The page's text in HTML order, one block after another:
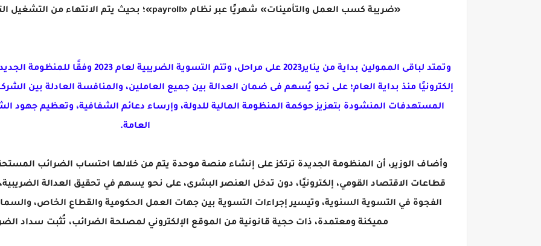
«ضريبة كسب العمل والتأمينات» شهريًا عبر نظام «payroll»؛ بحيث يتم الانتهاء من التشغيل التجريبي خلال شهر ديسمبر 2022.
وتمتد لباقى الممولين بداية من يناير2023 على
إلكترونيًا منذ بداية العام؛ على نحو يُسهم فى ضمان العدالة بين جميع العاملين، والمنافسة العادلة بين
المستهدفات المنشودة بتعزيز حوكمة المنظومة المالية للدولة، وإرساء دعائم الشفافية، وتعظيم جهود
العامة.
وأضاف الوزير، أن المنظومة الجديدة ترتكز على إنشاء منصة موحدة يتم من خلالها احتساب الضرائب
قطاعات الاقتصاد القومي، إلكترونيًا، دون تدخل العنصر البشرى، على نحو يسهم في تحقيق العدالة
الفجوة في التسوية السنوية، وتيسير إجراءات التسوية بين جهات العمل الحكومية والقطاع الخاص،
مميكنة ومعتمدة، ذات حجية قانونية من الموقع الإلكتروني لمصلحة الضرائب، تُثبت سداد